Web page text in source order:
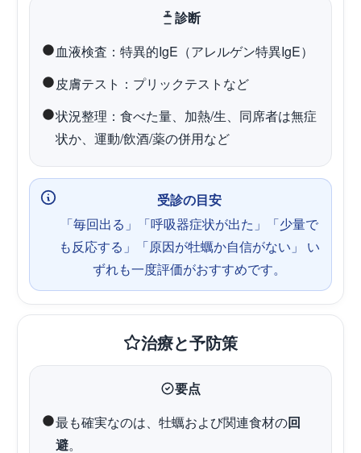
診断
血液検査：特異的IgE（アレルゲン特異IgE）
皮膚テスト：プリックテストなど
状況整理：食べた量、加熱/生、同席者は無症
状か、運動/飲酒/薬の併用など
受診の目安
「毎回出る」「呼吸器症状が出た」「少量で
も反応する」「原因が牡蠣か自信がない」 い
ずれも一度評価がおすすめです。
治療と予防策
要点
最も確実なのは、牡蠣および関連食材の回
避。